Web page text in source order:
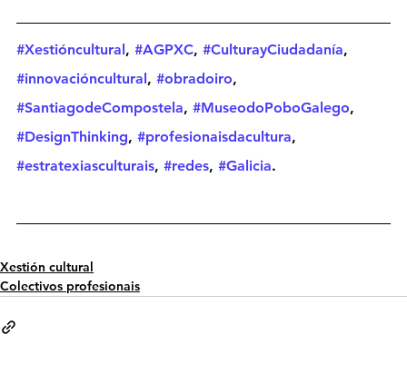
#Xestióncultural, #AGPXC, #CulturayCiudadanía,
#innovacióncultural, #obradoiro,
#SantiagodeCompostela, #MuseodoPoboGalego,
#DesignThinking, #profesionaisdacultura,
#estratexiasculturais, #redes, #Galicia.
Xestión cultural
Colectivos profesionais